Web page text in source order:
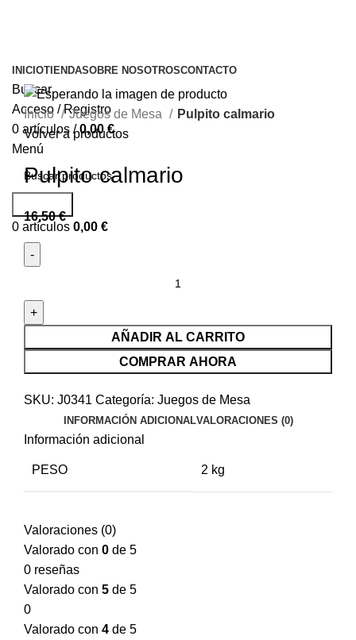
INICIOTIENDASOBRE NOSOTROSCONTACTO
Buscar
Acceso / Registro
0 artículos / 0,00€
Menú
0 artículos 0,00 €
Inicio Juegos de Mesa
Pulpito calmario
Volver a productos
Pulpito calmario
16,50€
AÑADIR AL CARRITO
COMPRAR AHORA
SKU: J0341 Categoría: Juegos de Mesa
INFORMACIÓN ADICIONALVALORACIONES (0)
Información adicional
PESO 2 kg
Valoraciones (0)
Valorado con 0 de 5
0 reseñas
Valorado con 5 de 5
0
Valorado con 4 de 5